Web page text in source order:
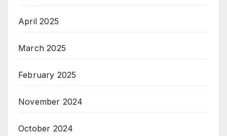
April 2025
March 2025
February 2025
November 2024
October 2024